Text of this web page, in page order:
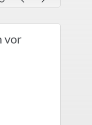
vor